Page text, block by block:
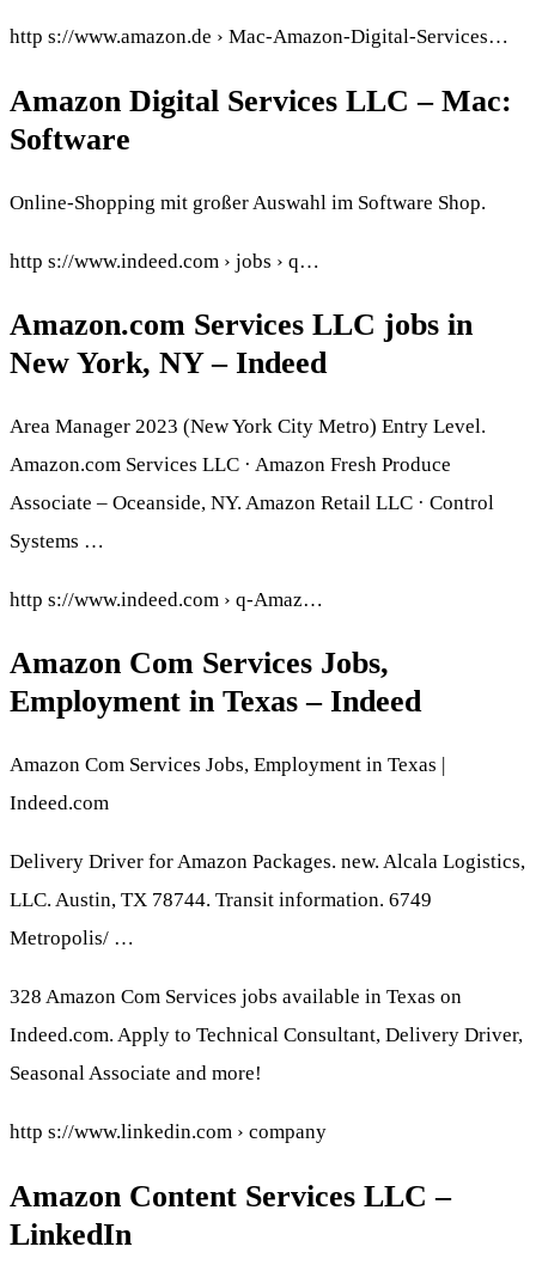
http s://www.amazon.de › Mac-Amazon-Digital-Services…
Amazon Digital Services LLC – Mac:
Software
Online-Shopping mit großer Auswahl im Software Shop.
http s://www.indeed.com › jobs › q…
Amazon.com Services LLC jobs in
New York, NY – Indeed
Area Manager 2023 (New York City Metro) Entry Level.
Amazon.com Services LLC · Amazon Fresh Produce
Associate – Oceanside, NY. Amazon Retail LLC · Control
Systems …
http s://www.indeed.com › q-Amaz…
Amazon Com Services Jobs,
Employment in Texas – Indeed
Amazon Com Services Jobs, Employment in Texas |
Indeed.com
Delivery Driver for Amazon Packages. new. Alcala Logistics,
LLC. Austin, TX 78744. Transit information. 6749
Metropolis/ …
328 Amazon Com Services jobs available in Texas on
Indeed.com. Apply to Technical Consultant, Delivery Driver,
Seasonal Associate and more!
http s://www.linkedin.com › company
Amazon Content Services LLC –
LinkedIn